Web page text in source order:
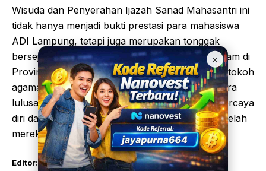
Wisuda dan Penyerahan Ijazah Sanad Mahasantri ini
tidak hanya menjadi bukti prestasi para mahasiswa
ADI Lampung, tetapi juga merupakan tonggak
bersejarah dalam upaya memajukan dakwah Islam di
Provinsi Lampung. Dengan dukungan dari para tokoh
agama dan pembicara yang berpengalaman, para
lulusan diharapkan dapat melangkah dengan percaya
diri dalam menerapkan ilmu dan nilai-nilai yang telah
mereka pelajari selama ini.
Editor: Jaya Purnama
×